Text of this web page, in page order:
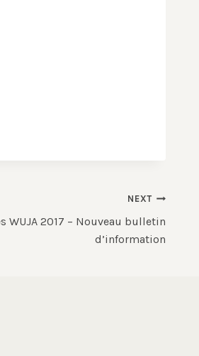
NEXT
WUJA 2017 – Nouveau bulletin
d’information